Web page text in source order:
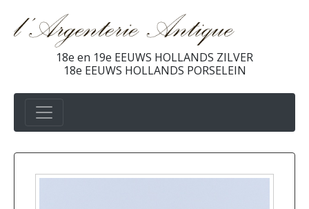
18e en 19e EEUWS HOLLANDS ZILVER
18e EEUWS HOLLANDS PORSELEIN